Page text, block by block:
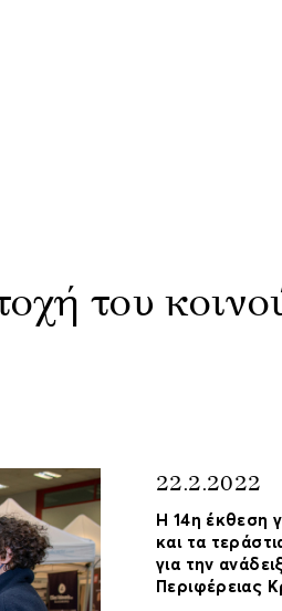
του
22.2.2022
Η 14η έκθεση
και τα
για την
Περιφέρειας